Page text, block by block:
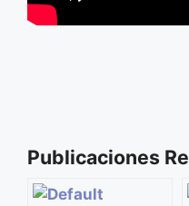
Publicaciones